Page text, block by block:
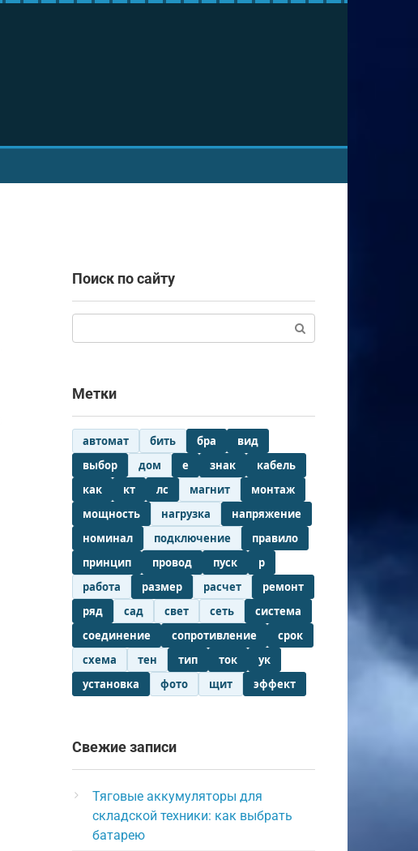
Поиск по сайту
Метки
автомат бить бра
вид
выбор
дом е знак
кабель
как
кт лс магнит
монтаж
мощность
нагрузка
напряжение
номинал
подключение
правило
принцип
провод пуск
р
работа
размер расчет
ремонт
ряд
сад свет сеть
система
соединение
сопротивление
срок
схема
тен тип ток
ук
установка
фото щит эффект
Свежие записи
Тяговые аккумуляторы для
складской техники: как выбрать
батарею